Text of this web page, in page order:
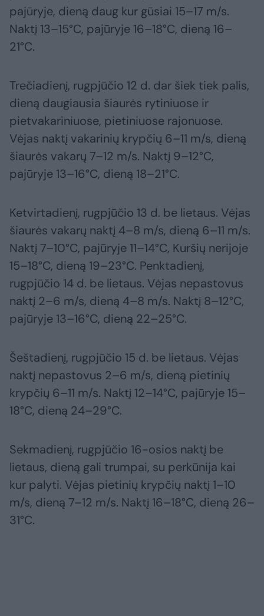
pajūryje, dieną daug kur gūsiai 15–17 m/s.
Naktį 13–15°C, pajūryje 16–18°C, dieną 16–
21°C.
Trečiadienį, rugpjūčio 12 d. dar šiek tiek palis,
dieną daugiausia šiaurės rytiniuose ir
pietvakariniuose, pietiniuose rajonuose.
Vėjas naktį vakarinių krypčių 6–11 m/s, dieną
šiaurės vakarų 7–12 m/s. Naktį 9–12°C,
pajūryje 13–16°C, dieną 18–21°C.
Ketvirtadienį, rugpjūčio 13 d. be lietaus. Vėjas
šiaurės vakarų naktį 4–8 m/s, dieną 6–11 m/s.
Naktį 7–10°C, pajūryje 11–14°C, Kuršių nerijoje
15–18°C, dieną 19–23°C. Penktadienį,
rugpjūčio 14 d. be lietaus. Vėjas nepastovus
naktį 2–6 m/s, dieną 4–8 m/s. Naktį 8–12°C,
pajūryje 13–16°C, dieną 22–25°C.
Šeštadienį, rugpjūčio 15 d. be lietaus. Vėjas
naktį nepastovus 2–6 m/s, dieną pietinių
krypčių 6–11 m/s. Naktį 12–14°C, pajūryje 15–
18°C, dieną 24–29°C.
Sekmadienį, rugpjūčio 16-osios naktį be
lietaus, dieną gali trumpai, su perkūnija kai
kur palyti. Vėjas pietinių krypčių naktį 1–10
m/s, dieną 7–12 m/s. Naktį 16–18°C, dieną 26–
31°C.